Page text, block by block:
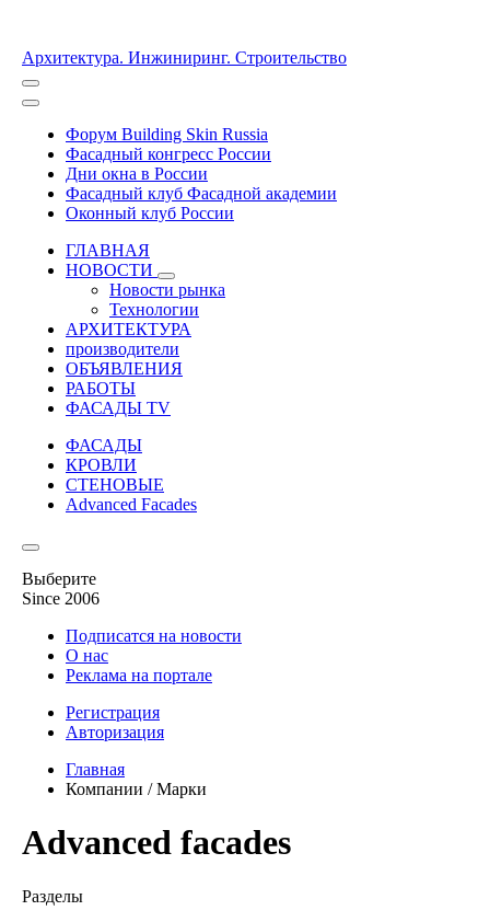
Архитектура. Инжиниринг. Строительство
Форум Building Skin Russia
Фасадный конгресс России
Дни окна в России
Фасадный клуб Фасадной академии
Оконный клуб России
ГЛАВНАЯ
НОВОСТИ
Новости рынка
Технологии
АРХИТЕКТУРА
производители
ОБЪЯВЛЕНИЯ
РАБОТЫ
ФАСАДЫ TV
ФАСАДЫ
КРОВЛИ
СТЕНОВЫЕ
Advanced Facades
Выберите
Since 2006
Подписатся на новости
О нас
Реклама на портале
Регистрация
Авторизация
Главная
Компании / Марки
Advanced facades
Разделы